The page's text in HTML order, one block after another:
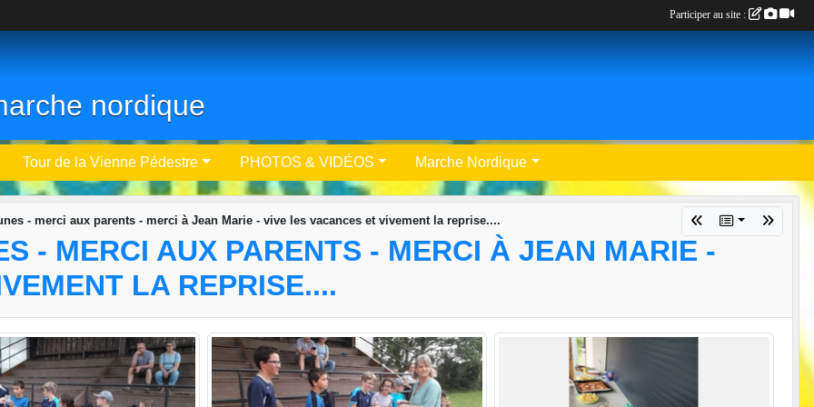
nordique
Tour de la Vienne Pédestre PHOTOS & VIDÉOS Marche Nordique
- merci aux parents - merci à Jean Marie - vive les vacances et vivement la reprise....
- MERCI AUX PARENTS - MERCI À JEAN MARIE -
LA REPRISE....
Participer au site :